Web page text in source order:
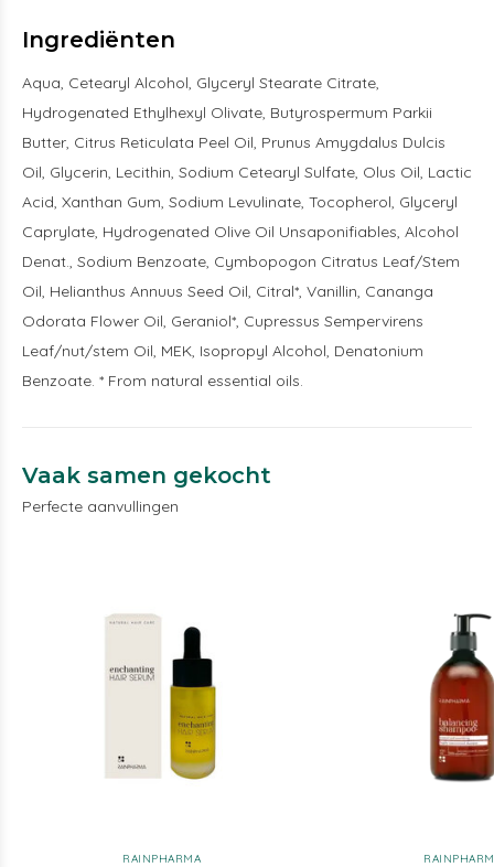
Ingrediënten
Aqua, Cetearyl Alcohol, Glyceryl Stearate Citrate,
Hydrogenated Ethylhexyl Olivate, Butyrospermum Parkii
Butter, Citrus Reticulata Peel Oil, Prunus Amygdalus Dulcis
Oil, Glycerin, Lecithin, Sodium Cetearyl Sulfate, Olus Oil, Lactic
Acid, Xanthan Gum, Sodium Levulinate, Tocopherol, Glyceryl
Caprylate, Hydrogenated Olive Oil Unsaponifiables, Alcohol
Denat., Sodium Benzoate, Cymbopogon Citratus Leaf/Stem
Oil, Helianthus Annuus Seed Oil, Citral*, Vanillin, Cananga
Odorata Flower Oil, Geraniol*, Cupressus Sempervirens
Leaf/nut/stem Oil, MEK, Isopropyl Alcohol, Denatonium
Benzoate. * From natural essential oils.
Vaak samen gekocht
Perfecte aanvullingen
RAINPHARMA